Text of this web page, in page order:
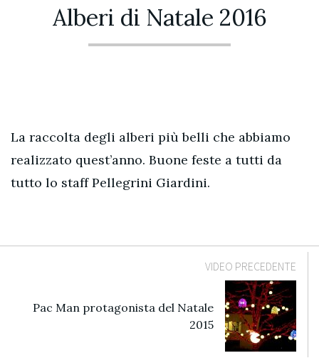
Alberi di Natale 2016
La raccolta degli alberi più belli che abbiamo
realizzato quest’anno. Buone feste a tutti da
tutto lo staff Pellegrini Giardini.
VIDEO PRECEDENTE
Pac Man protagonista del Natale
2015